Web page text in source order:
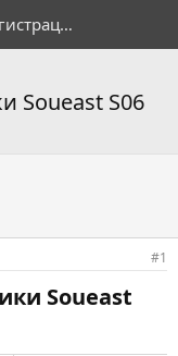
Регистрация
Soueast S06
#1
Soueast